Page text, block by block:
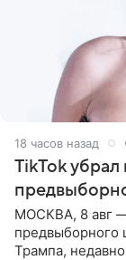
18 часов назад
TikTok
МОСКВА, 8 авг
предвыборного
Трампа,